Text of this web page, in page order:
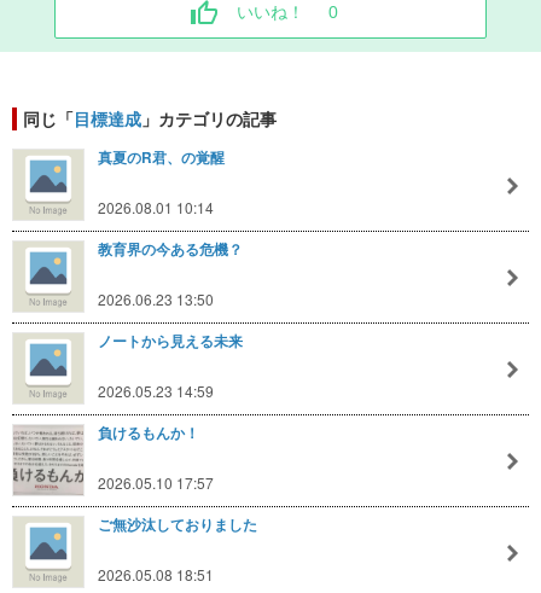
いいね！ 0
同じ「目標達成 」カテゴリの記事
真夏のR君、の覚醒
2026.08.01 10:14
教育界の今ある危機？
2026.06.23 13:50
ノートから見える未来
2026.05.23 14:59
負けるもんか！
2026.05.10 17:57
ご無沙汰しておりました
2026.05.08 18:51